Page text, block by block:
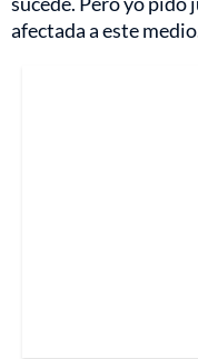
afectada a este